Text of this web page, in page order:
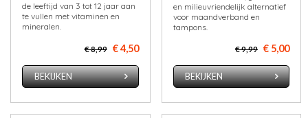
de leeftijd van 3 tot 12 jaar aan
te vullen met vitaminen en
mineralen.
€ 8,99 € 4,50
BEKIJKEN
en milieuvriendelijk alternatief
voor maandverband en
tampons.
€ 9,99 € 5,00
BEKIJKEN